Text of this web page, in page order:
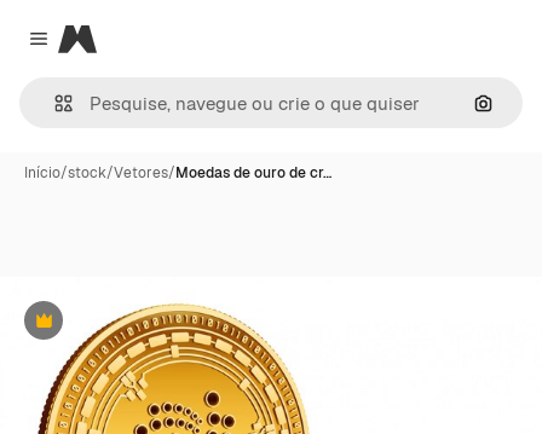
Close menu
Magnific
Início/stock/Vetores/Moedas de ouro de cr…
Premium